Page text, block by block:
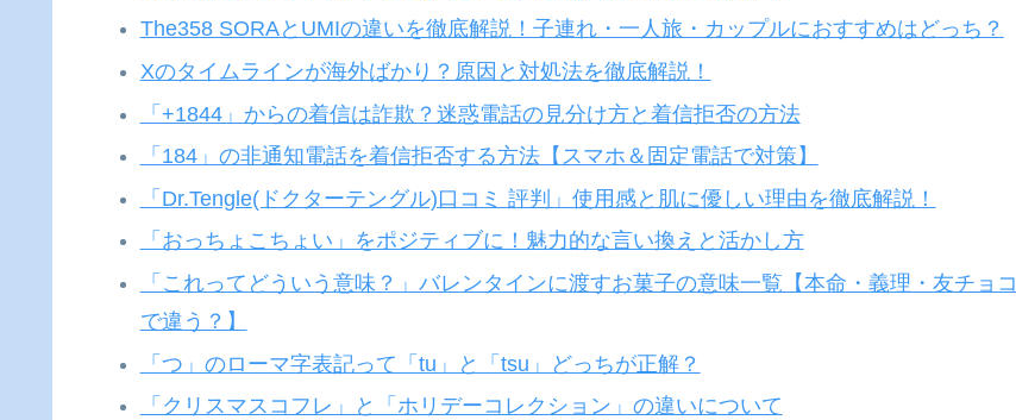
The358 SORAとUMIの違いを徹底解説！子連れ・一人旅・カップルにおすすめはどっち？
Xのタイムラインが海外ばかり？原因と対処法を徹底解説！
「+1844」からの着信は詐欺？迷惑電話の見分け方と着信拒否の方法
「184」の非通知電話を着信拒否する方法【スマホ＆固定電話で対策】
「Dr.Tengle(ドクターテングル)口コミ 評判」使用感と肌に優しい理由を徹底解説！
「おっちょこちょい」をポジティブに！魅力的な言い換えと活かし方
「これってどういう意味？」バレンタインに渡すお菓子の意味一覧【本命・義理・友チョコ
で違う？】
「つ」のローマ字表記って「tu」と「tsu」どっちが正解？
「クリスマスコフレ」と「ホリデーコレクション」の違いについて